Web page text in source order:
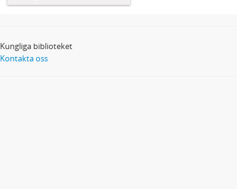
Kungliga biblioteket
Kontakta oss